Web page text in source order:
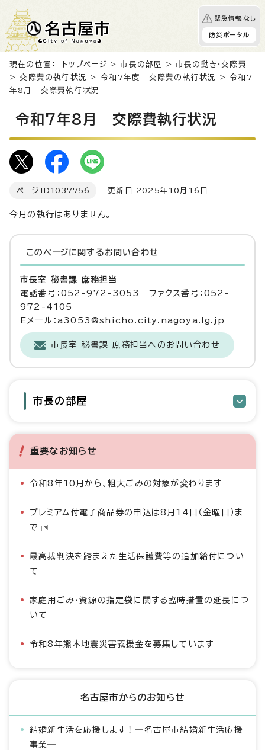
緊急情報なし
防災ポータル
現在の位置： トップページ >市長の部屋 >市長の動き・交際費
>交際費の執行状況 > 令和7年度 交際費の執行状況
> 令和7
年8月 交際費執行状況
令和7年8月 交際費執行状況
ページID 1037756 更新日 2025年10月16日
今月の執行はありません。
このページに関する お問い合わせ
市長室 秘書課 庶務担当
電話番号：052-972-3053 ファクス番号：052-
972-4105
Eメール：a3053@shicho.city.nagoya.lg.jp
市長室 秘書課 庶務担当へのお問い合わせ
市長の部屋
重要なお知らせ
令和8年10月から、粗大ごみの対象が変わります
プレミアム付電子商品券の申込は8月14日（金曜日）ま
で
最高裁判決を踏まえた生活保護費等の追加給付につい
て
家庭用ごみ・資源の指定袋に関する臨時措置の延長につ
いて
令和8年熊本地震災害義援金を募集しています
名古屋市からのお知らせ
結婚新生活を応援します！―名古屋市結婚新生活応援
事業―